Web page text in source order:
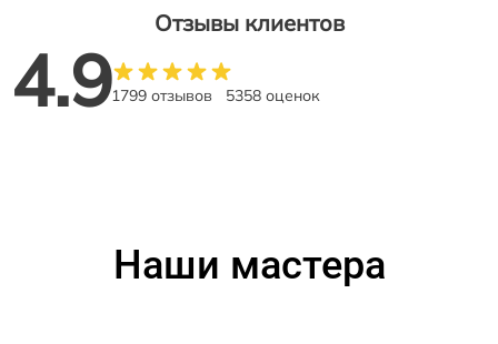
Отзывы клиентов
4.91799 отзывов 5358 оценок
Наши мастера